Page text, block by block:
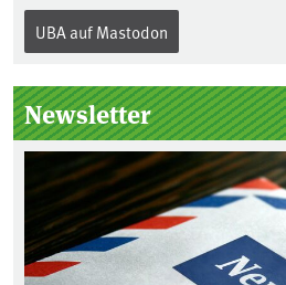
Internationalen Tag
„Boden des Jahres“
Kuratorium, wie
Jahres ausgewählt
eigentlich während
Bodenjahres? Infos
aktuellen Podcast „Soilcast“. Jetzt
reinhören:
https://soilcast.de/
interview-die-kuer-
UBA auf Mastodon
Newsletter